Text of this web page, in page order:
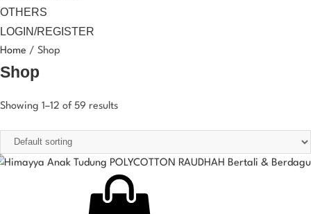
OTHERS
LOGIN/REGISTER
Home / Shop
Shop
Showing 1–12 of 59 results